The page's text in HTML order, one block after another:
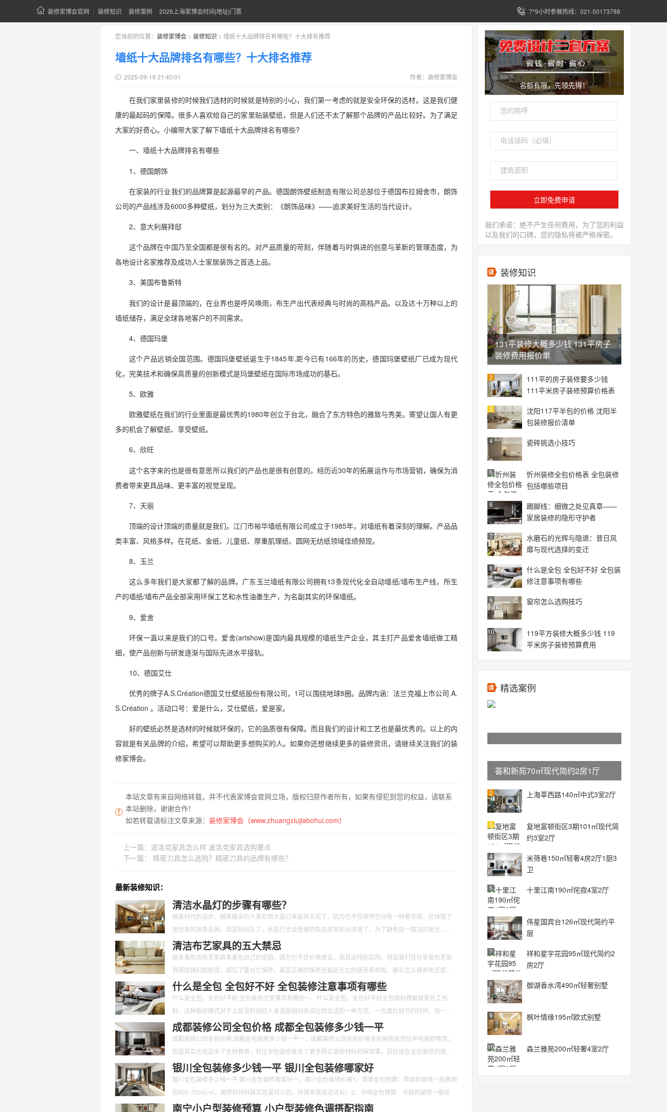
装修家博会官网 装修知识 装修案例 2026上海家博会时间|地址|门票 7*9小时参展热线：021-50173788
您当前的位置： 装修家博会 > 装修知识 > 墙纸十大品牌排名有哪些？十大排名推荐
墙纸十大品牌排名有哪些？十大排名推荐
2025-09-19 21:40:01 作者： 装修家博会
在我们家里装修的时候我们选材的时候就是特别的小心，我们第一考虑的就是安全环保的选材。这是我们健
康的最起码的保障。很多人喜欢给自己的家里贴装壁纸，但是人们还不太了解那个品牌的产品比较好。为了满足
大家的好奇心。小编带大家了解下墙纸十大品牌排名有哪些?
一、墙纸十大品牌排名有哪些
1、德国朗饰
在家装的行业我们的品牌算是起源最早的产品。德国朗饰壁纸制造有限公司总部位于德国布拉姆舍市，朗饰
公司的产品线涉及6000多种壁纸，划分为三大类别：《朗饰品味》——追求美好生活的当代设计。
2、意大利展拜邸
这个品牌在中国乃至全国都是很有名的。对产品质量的苛刻，伴随着与时俱进的创意与革新的管理态度，为
各地设计名家推荐及成功人士家居装饰之首选上品。
3、美国布鲁斯特
我们的设计是最顶端的，在业界也是呼风唤雨，布生产出代表经典与时尚的高档产品。以及达十万种以上的
墙纸储存，满足全球各地客户的不同需求。
4、德国玛堡
这个产品远销全国范围。德国玛堡壁纸诞生于1845年,距今已有166年的历史，德国玛堡壁纸厂已成为现代
化，完美技术和确保高质量的创新模式是玛堡壁纸在国际市场成功的基石。
5、欧雅
欧雅壁纸在我们的行业里面是最优秀的1980年创立于台北，融合了东方特色的雅致与秀美。寄望让国人有更
多的机会了解壁纸、享受壁纸。
6、欣旺
这个名字来的也是很有意思所以我们的产品也是很有创意的。经历近30年的拓展运作与市场营销，确保为消
费者带来更具品味、更丰富的视觉呈现。
7、天丽
顶端的设计顶端的质量就是我们。江门市裕华墙纸有限公司成立于1985年，对墙纸有着深刻的理解。产品品
类丰富、风格多样。在花纸、金纸、儿童纸、厚重肌理纸、圆网无纺纸领域佳绩频现。
8、玉兰
这么多年我们是大家都了解的品牌。广东玉兰墙纸有限公司拥有13条现代化全自动墙纸/墙布生产线，所生
产的墙纸/墙布产品全部采用环保工艺和水性油墨生产，为名副其实的环保墙纸。
9、爱舍
环保一直以来是我们的口号。爱舍(artshow)是国内最具规模的墙纸生产企业，其主打产品爱舍墙纸做工精
细，使产品创新与研发逐渐与国际先进水平接轨。
10、德国艾仕
优秀的牌子A.S.Création德国艾仕壁纸股份有限公司，1可以围绕地球8圈。品牌内涵：法兰克福上市公司 A.
S.Création 。活动口号：爱是什么，艾仕壁纸，爱是家。
好的壁纸必然是选材的时候就环保的，它的品质很有保障。而且我们的设计和工艺也是最优秀的。以上的内
容就是有关品牌的介绍，希望可以帮助更多想购买的人。如果你还想继续更多的装修资讯，请继续关注我们的装
修家博会。
本站文章有来自网络转载，并不代表家博会官网立场，版权归原作者所有，如果有侵犯到您的权益，请联系
本站删除，谢谢合作！
如若转载请标注文章来源： 装修家博会（www.zhuangxiujiabohui.com）
上一篇： 波洛克家具怎么样 波洛克家具选购要点
下一篇： 精密刀具怎么选购？精密刀具的品牌有哪些？
最新装修知识：
清洁水晶灯的步骤有哪些？
随着时代的进步，越来越多的人喜欢用水晶灯来装饰天花了，因为它不仅使得空间有一种奢华感，还体现了
居住者的高贵品质。但是时间久了，水晶灯也会慢慢的失去原来的光泽度了。为了避免这一情况的发生，我
们应该对其定期的清洁。那么如何清洁水晶灯呢？又有哪些步骤呢？下面跟随小编一起来看一看吧。
清洁布艺家具的五大禁忌
很多喜欢用布艺家具来美化自己的家园，因为它不仅价格便宜，而且还特别实用。但是我们往往享受布艺家
具带给我们的舒适，却忘了要对它保养。其实正确的保养还能延长它的使用寿命呢。那么怎么保养布艺家具
呢？又有哪些是要禁忌的呢？下面跟随小编一起来看一看吧。
什么是全包 全包好不好 全包装修注意事项有哪些
什么是全包，全包好不好,全包装修注意事项有哪些一、什么是全包，全包好不好全包很好理解就是包工包
料，这种装修模式对于上班没时间的人来说是相对来说比较合适的一种方式，一方面比较节约时间，另一方
面不用我们花
成都装修公司全包价格 成都全包装修多少钱一平
成都装修公司全包价格,成都全包装修多少钱一平一、成都装修公司全包价格全包装修虽然比半包装修略贵，
但是其实也就是多了主材费用，却比半包装修省去了更多购买装修材料的麻烦事，因此现在全包装修的朋友
也是愈来愈
银川全包装修多少钱一平 银川全包装修哪家好
银川全包装修多少钱一平,银川全包装修哪家好一、银川全包装修价格1、简单全包预算：简单的装修一般费用
在600-700元/㎡，装修的材料其实还是可以的，环保系数肯定达标；2、中档全包预算：中档的装修一般在
南宁小户型装修预算 小户型装修色调搭配指南
名额有限，先领先得！
我们承诺：绝不产生任何费用，为了您的利益
以及我们的口碑，您的隐私将被严格保密。
装修知识
131平装修大概多少钱 131平房子
装修费用报价单
111平的房子装修要多少钱
111平米房子装修预算价格表
2
沈阳117平半包的价格 沈阳半
包装修报价清单
3
瓷砖挑选小技巧
4
忻州装修全包价格表 全包装修
包括哪些项目
5
踢脚线：细微之处见真章——
家居装修的隐形守护者
6
水磨石的光辉与隐退：昔日风
靡与现代选择的变迁
7
什么是全包 全包好不好 全包装
修注意事项有哪些
8
窗帘怎么选购技巧
9
119平方装修大概多少钱 119
平米房子装修预算费用
10
精选案例
荟和新苑70㎡现代简约2房1厅
上海莘西路140㎡中式3室2厅
2
复地富顿街区3期101㎡现代简
约3室2厅
3
米筛巷150㎡轻奢4房2厅1厨3
卫
4
十里江南190㎡侘寂4室2厅
5
伟星国宾台126㎡现代简约平
层
6
祥和星宇花园95㎡现代简约2
房2厅
7
御湖香水湾490㎡轻奢别墅
8
枫叶情缘195㎡欧式别墅
9
森兰雅苑200㎡轻奢4室2厅
10